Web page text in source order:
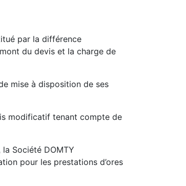
par la différence
du devis et la charge de
mise à disposition de ses
modificatif tenant compte de
Société DOMTY
pour les prestations d’ores